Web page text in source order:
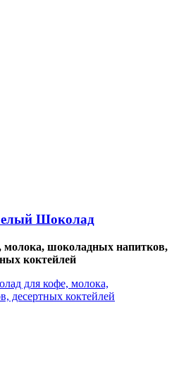
Шоколад
молока, шоколадных напитков,
коктейлей